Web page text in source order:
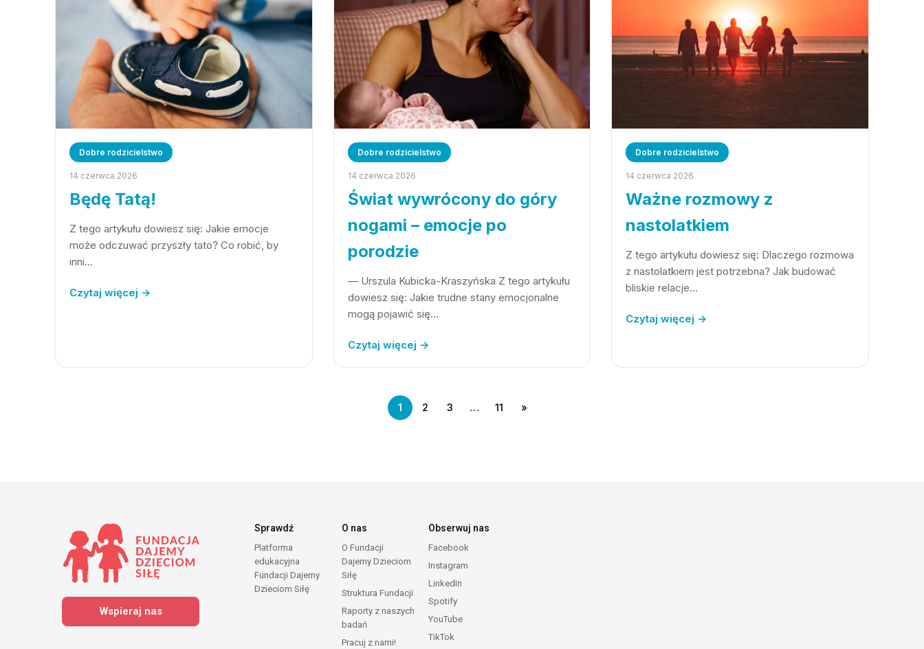
Dobre rodzicielstwo
14 czerwca 2026
Będę Tatą!
Z tego artykułu dowiesz się: Jakie emocje
może odczuwać przyszły tato? Co robić, by
inni…
Czytaj więcej →
Dobre rodzicielstwo
14 czerwca 2026
Świat wywrócony do góry
nogami – emocje po
porodzie
— Urszula Kubicka-Kraszyńska Z tego artykułu
dowiesz się: Jakie trudne stany emocjonalne
mogą pojawić się…
Czytaj więcej →
Dobre rodzicielstwo
14 czerwca 2026
Ważne rozmowy z
nastolatkiem
Z tego artykułu dowiesz się: Dlaczego rozmowa
z nastolatkiem jest potrzebna? Jak budować
bliskie relacje…
Czytaj więcej →
1 2 3 … 11 »
Wspieraj nas
Sprawdź
Platforma
edukacyjna
Fundacji Dajemy
Dzieciom Siłę
O nas
O Fundacji
Dajemy Dzieciom
Siłę
Struktura Fundacji
Raporty z naszych
badań
Pracuj z nami!
Obserwuj nas
Facebook
Instagram
LinkedIn
Spotify
YouTube
TikTok